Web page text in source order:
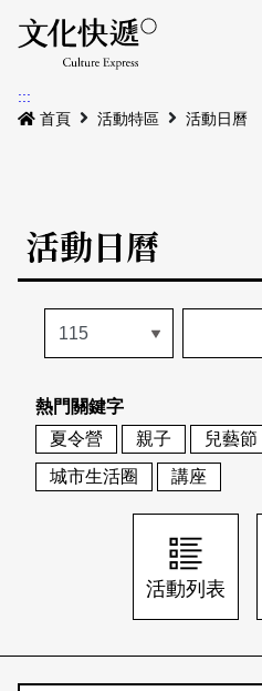
最新公告
本期專題
歷史專題
活動特區
活動列表
地圖搜尋
關於我們
關於我們
刊物索取地點
會員基本資料
刊登活動
網站導覽
日本語
:::
首頁
活動特區 活動日曆
活動日曆
熱門關鍵字
夏令營
親子 兒藝節
城市生活圈
講座
活動列表